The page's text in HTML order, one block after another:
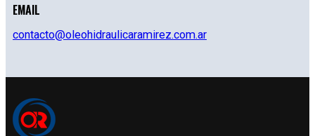
EMAIL
contacto@oleohidraulicaramirez.com.ar